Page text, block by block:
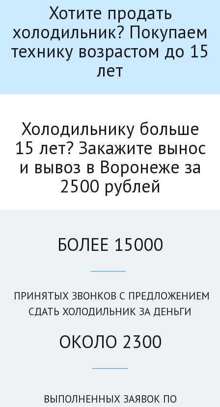
Хотите продать
холодильник? Покупаем
технику возрастом до 15
лет
Холодильнику больше
15 лет? Закажите вынос
и вывоз в Воронеже за
2500 рублей
БОЛЕЕ 15000
ПРИНЯТЫХ ЗВОНКОВ С ПРЕДЛОЖЕНИЕМ
СДАТЬ ХОЛОДИЛЬНИК ЗА ДЕНЬГИ
ОКОЛО 2300
ВЫПОЛНЕННЫХ ЗАЯВОК ПО